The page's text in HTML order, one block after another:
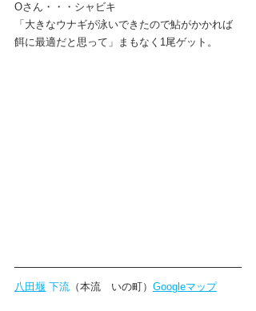
Oさん・・・シャビキ
「大きなウナギが泳いできたので鮎がかかれば
餌に最適だと思って」まもなく1尾ゲット。
八田堰 下流 （本流　いの町） Googleマップ